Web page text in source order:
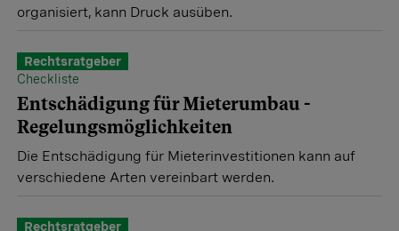
organisiert, kann Druck ausüben.
Rechtsratgeber
Checkliste
Entschädigung für Mieterumbau -
Regelungsmöglichkeiten
Die Entschädigung für Mieterinvestitionen kann auf
verschiedene Arten vereinbart werden.
Rechtsratgeber